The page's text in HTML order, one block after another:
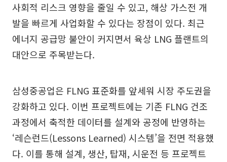
사회적 리스크 영향을 줄일 수 있고, 해상 가스전 개
발을 빠르게 사업화할 수 있다는 장점이 있다. 최근
에너지 공급망 불안이 커지면서 육상 LNG 플랜트의
대안으로 주목받는다.
삼성중공업은 FLNG 표준화를 앞세워 시장 주도권을
강화하고 있다. 이번 프로젝트에는 기존 FLNG 건조
과정에서 축적한 데이터를 설계와 공정에 반영하는
‘레슨런드(Lessons Learned) 시스템’을 전면 적용했
다. 이를 통해 설계, 생산, 탑재, 시운전 등 프로젝트